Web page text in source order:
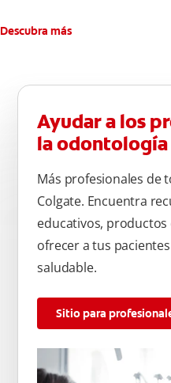
Descubra más
Ayudar a los
la odontología
Más profesionales de
Colgate. Encuentra
educativos,
ofrecer a tus
saludable.
Sitio para